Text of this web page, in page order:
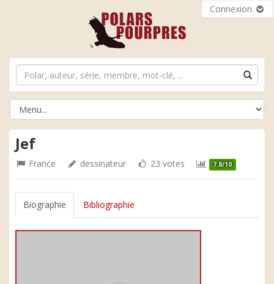
Connexion
Jef
France dessinateur 23 votes 7.8/10
Biographie Bibliographie